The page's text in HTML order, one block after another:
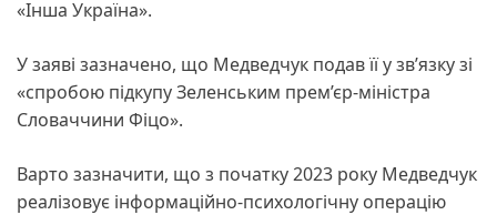
«Інша Україна».
У заяві зазначено, що Медведчук подав її у зв’язку зі
«спробою підкупу Зеленським прем’єр-міністра
Словаччини Фіцо».
Варто зазначити, що з початку 2023 року Медведчук
реалізовує інформаційно-психологічну операцію